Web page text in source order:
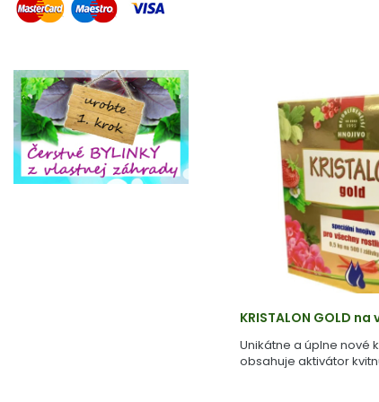
KRISTALON GOLD
Unikátne a úplne nové
obsahuje aktivátor